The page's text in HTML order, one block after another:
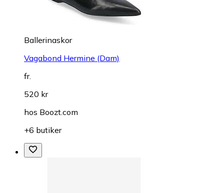
Ballerinaskor
Vagabond Hermine (Dam)
fr.
520 kr
hos Boozt.com
+6 butiker